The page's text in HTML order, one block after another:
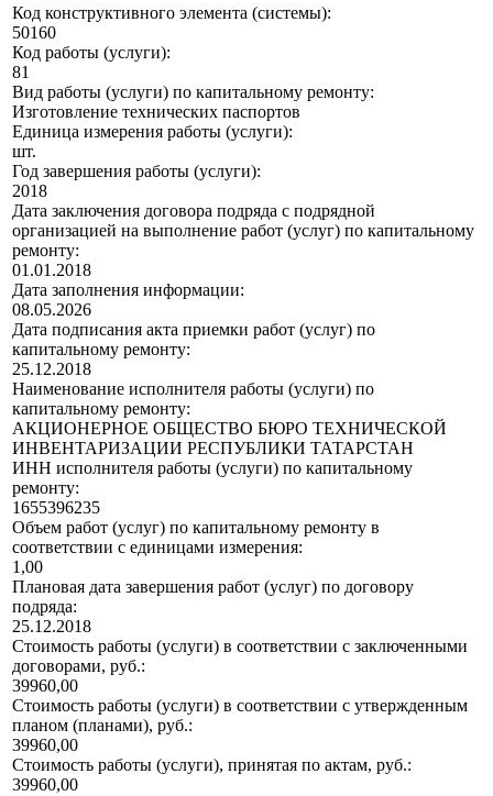
Код конструктивного элемента (системы):
50160
Код работы (услуги):
81
Вид работы (услуги) по капитальному ремонту:
Изготовление технических паспортов
Единица измерения работы (услуги):
шт.
Год завершения работы (услуги):
2018
Дата заключения договора подряда с подрядной
организацией на выполнение работ (услуг) по капитальному
ремонту:
01.01.2018
Дата заполнения информации:
08.05.2026
Дата подписания акта приемки работ (услуг) по
капитальному ремонту:
25.12.2018
Наименование исполнителя работы (услуги) по
капитальному ремонту:
АКЦИОНЕРНОЕ ОБЩЕСТВО БЮРО ТЕХНИЧЕСКОЙ
ИНВЕНТАРИЗАЦИИ РЕСПУБЛИКИ ТАТАРСТАН
ИНН исполнителя работы (услуги) по капитальному
ремонту:
1655396235
Объем работ (услуг) по капитальному ремонту в
соответствии с единицами измерения:
1,00
Плановая дата завершения работ (услуг) по договору
подряда:
25.12.2018
Стоимость работы (услуги) в соответствии с заключенными
договорами, руб.:
39960,00
Стоимость работы (услуги) в соответствии с утвержденным
планом (планами), руб.:
39960,00
Стоимость работы (услуги), принятая по актам, руб.:
39960,00